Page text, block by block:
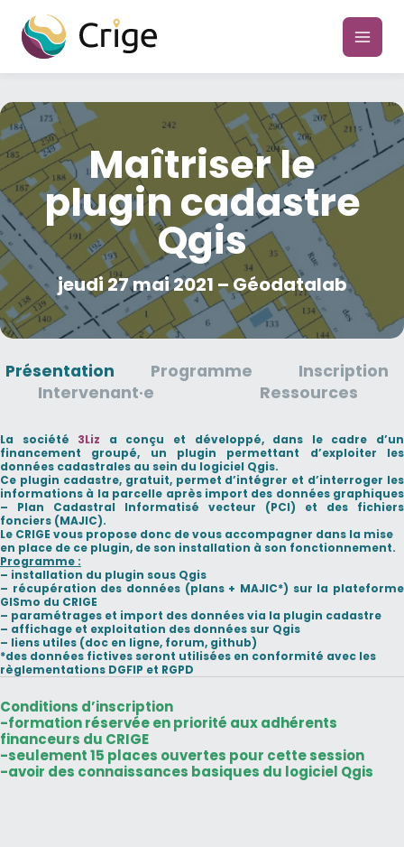
contenu
main
Maîtriser le
plugin cadastre
Qgis
jeudi 27 mai 2021 – Géodatalab
Présentation Programme
Inscription
Intervenant·e
Ressources
La société 3Liz a conçu et développé, dans le cadre d’un
financement groupé, un plugin permettant d’exploiter les
données cadastrales au sein du logiciel Qgis.
Ce plugin cadastre, gratuit, permet d’intégrer et d’interroger les
informations à la parcelle après import des données graphiques
– Plan Cadastral Informatisé vecteur (PCI) et des fichiers
fonciers (MAJIC).
Le CRIGE vous propose donc de vous accompagner dans la mise
en place de ce plugin, de son installation à son fonctionnement.
Programme :
– installation du plugin sous Qgis
– récupération des données (plans + MAJIC*) sur la plateforme
GISmo du CRIGE
– paramétrages et import des données via la plugin cadastre
– affichage et exploitation des données sur Qgis
– liens utiles (doc en ligne, forum, github)
*des données fictives seront utilisées en conformité avec les
règlementations DGFIP et RGPD
Conditions d’inscription
-formation réservée en priorité auxadhérents
financeurs du CRIGE
-seulement 15 places ouvertes pour cette session
-avoir des connaissances basiques du logiciel Qgis